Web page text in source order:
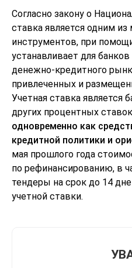
Согласно закону о
ставка является одним
инструментов, при
устанавливает для
денежно-кредитного
привлеченных и
Учетная ставка является
других процентных
одновременно как
кредитной политики и
мая прошлого года
по рефинансированию, в
тендеры на срок до 14
учетной ставки.